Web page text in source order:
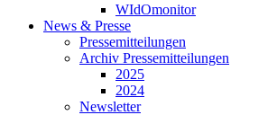
WIdOmonitor
News & Presse
Pressemitteilungen
Archiv Pressemitteilungen
2025
2024
Newsletter